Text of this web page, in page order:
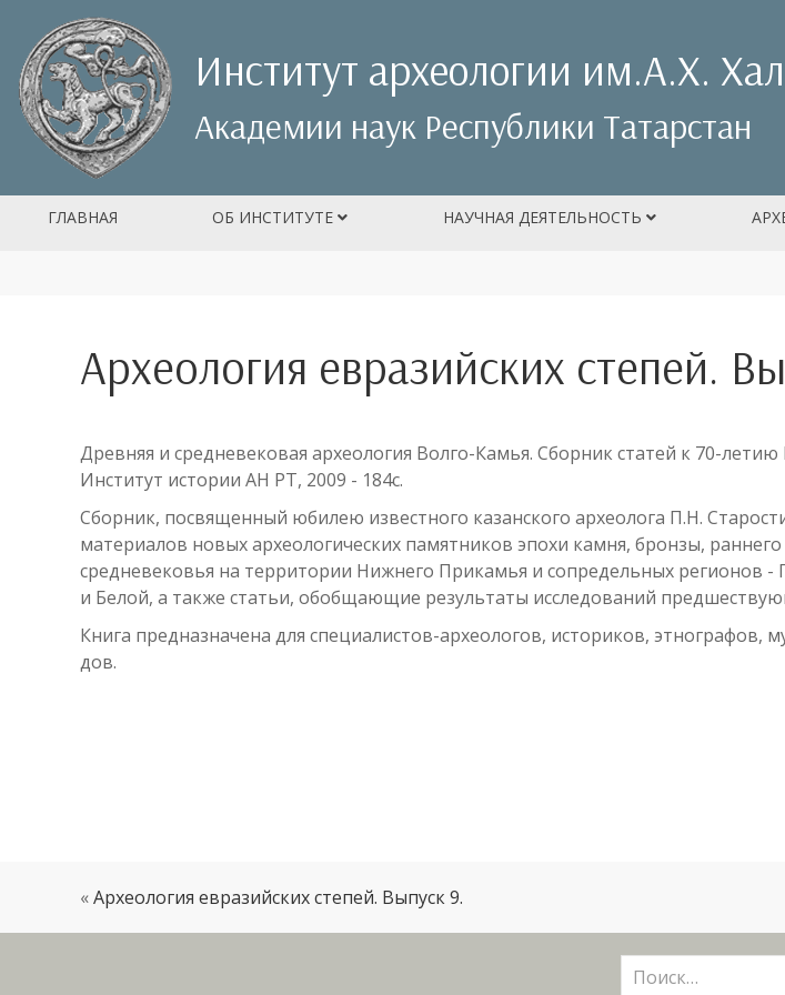
Институт археологии им.А.Х.
Академии наук Республики Татарстан
ГЛАВНАЯ ОБ ИНСТИТУТЕ НАУЧНАЯ ДЕЯТЕЛЬНОСТЬ
Археология евразийских степей.
Древняя и средневековая археология Волго-Камья. Сборник статей к 70-
Институт истории АН РТ, 2009 - 184с.
Сборник, посвященный юбилею известного казанского археолога П.Н.
материалов новых археологических памятников эпохи камня, бронзы,
средневековья на территории Нижнего Прикамья и сопредельных регионов -
и Белой, а также статьи, обобщающие результаты исследований
Книга предназначена для специалистов-археологов, историков, этнографов,
дов.
«Археология евразийских степей. Выпуск 9.